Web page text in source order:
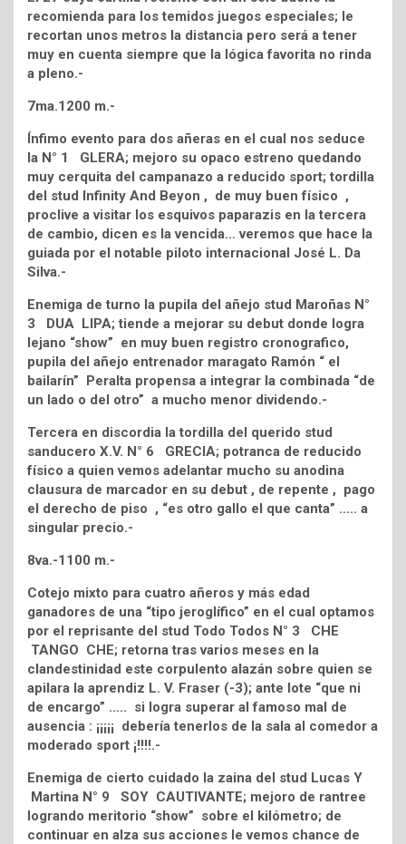
recomienda para los temidos juegos especiales; le
recortan unos metros la distancia pero será a tener
muy en cuenta siempre que la lógica favorita no rinda
a pleno.-
7ma.1200 m.-
Ínfimo evento para dos añeras en el cual nos seduce
la N° 1 GLERA; mejoro su opaco estreno quedando
muy cerquita del campanazo a reducido sport; tordilla
del stud Infinity And Beyon , de muy buen físico ,
proclive a visitar los esquivos paparazis en la tercera
de cambio, dicen es la vencida… veremos que hace la
guiada por el notable piloto internacional José L. Da
Silva.-
Enemiga de turno la pupila del añejo stud Maroñas N°
3 DUA LIPA; tiende a mejorar su debut donde logra
lejano “show” en muy buen registro cronografico,
pupila del añejo entrenador maragato Ramón “ el
bailarín” Peralta propensa a integrar la combinada “de
un lado o del otro” a mucho menor dividendo.-
Tercera en discordia la tordilla del querido stud
sanducero X.V. N° 6 GRECIA; potranca de reducido
físico a quien vemos adelantar mucho su anodina
clausura de marcador en su debut , de repente , pago
el derecho de piso , “es otro gallo el que canta” ….. a
singular precio.-
8va.-1100 m.-
Cotejo mixto para cuatro añeros y más edad
ganadores de una “tipo jeroglífico” en el cual optamos
por el reprisante del stud Todo Todos N° 3 CHE
TANGO CHE; retorna tras varios meses en la
clandestinidad este corpulento alazán sobre quien se
apilara la aprendiz L. V. Fraser (-3); ante lote “que ni
de encargo” ….. si logra superar al famoso mal de
ausencia : ¡¡¡¡¡ debería tenerlos de la sala al comedor a
moderado sport ¡!!!!.-
Enemiga de cierto cuidado la zaina del stud Lucas Y
Martina N° 9 SOY CAUTIVANTE; mejoro de rantree
logrando meritorio “show” sobre el kilómetro; de
continuar en alza sus acciones le vemos chance de